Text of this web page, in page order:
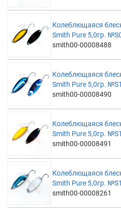
Колеблющаяся
Smith Pure 5,0гр.
smith00-00008488
Колеблющаяся
Smith Pure 5,0гр.
smith00-00008490
Колеблющаяся
Smith Pure 5,0гр.
smith00-00008491
Колеблющаяся
Smith Pure 5,0гр.
smith00-00008261